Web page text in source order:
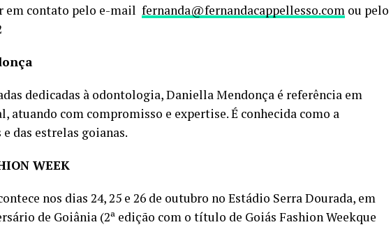
em contato pelo e-mail fernanda@fernandacappellesso.com ou pelo
dedicadas à odontologia, Daniella Mendonça é referência em
atuando com compromisso e expertise. É conhecida como a
das estrelas goianas.
WEEK
nos dias 24, 25 e 26 de outubro no Estádio Serra Dourada, em
de Goiânia (2ª edição com o título de Goiás Fashion Weekque